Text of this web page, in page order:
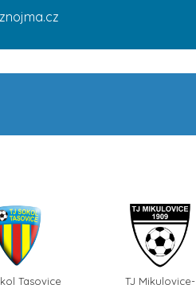
Tasovice
TJ Mikulovice-